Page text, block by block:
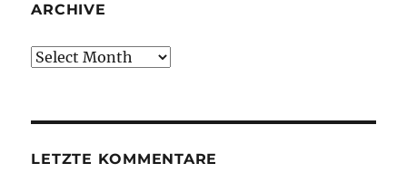
ARCHIVE
Archive
LETZTE KOMMENTARE